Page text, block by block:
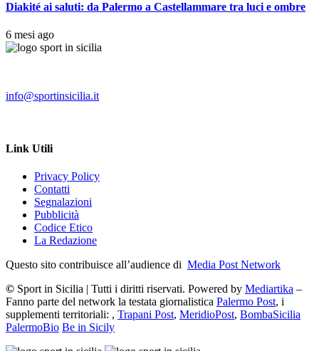
Diakité ai saluti: da Palermo a Castellammare tra luci e ombre
6 mesi ago
info@sportinsicilia.it
Link Utili
Privacy Policy
Contatti
Segnalazioni
Pubblicità
Codice Etico
La Redazione
Questo sito contribuisce all’audience di Media Post Network
© Sport in Sicilia | Tutti i diritti riservati. Powered by Mediartika –
Fanno parte del network la testata giornalistica Palermo Post, i
supplementi territoriali: , Trapani Post, MeridioPost, BombaSicilia
PalermoBio Be in Sicily